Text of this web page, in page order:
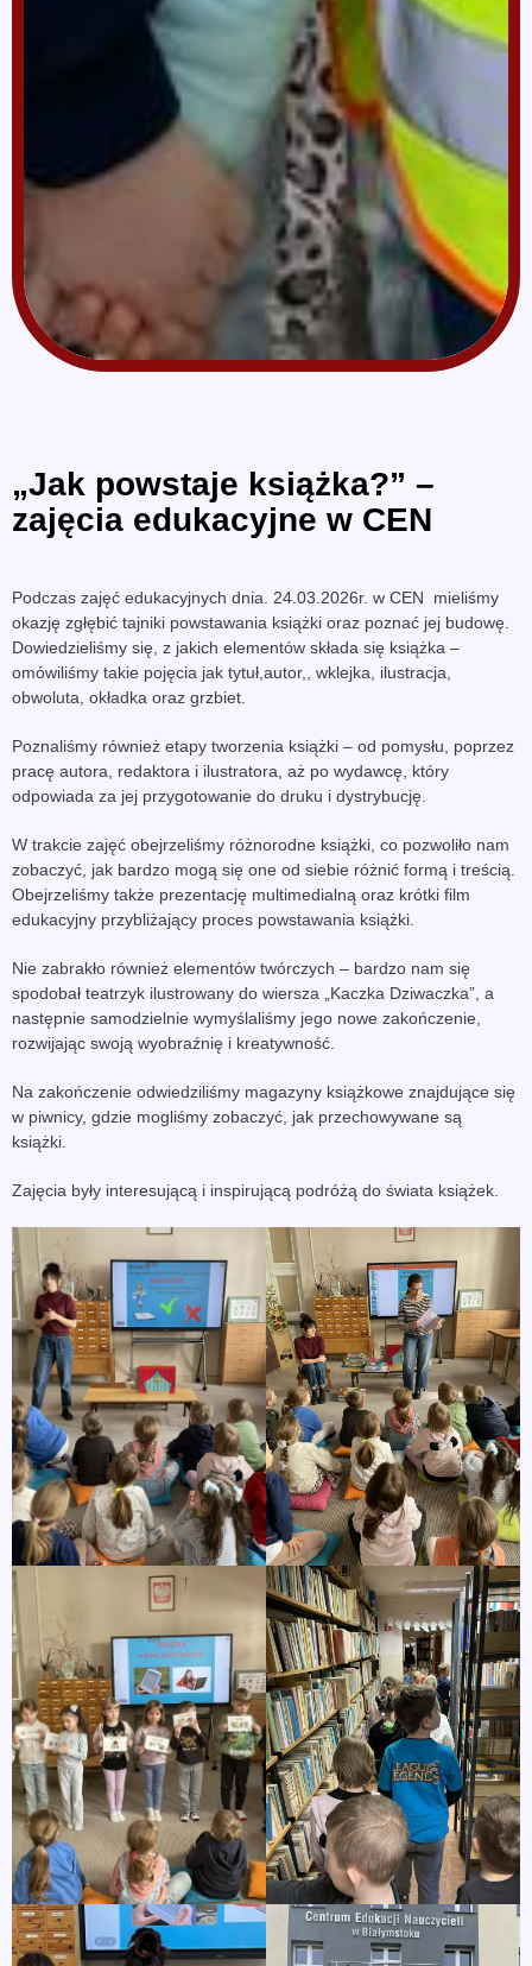
„Jak powstaje książka?” –
zajęcia edukacyjne w CEN
Podczas zajęć edukacyjnych dnia. 24.03.2026r. w CEN mieliśmy
okazję zgłębić tajniki powstawania książki oraz poznać jej budowę.
Dowiedzieliśmy się, z jakich elementów składa się książka –
omówiliśmy takie pojęcia jak tytuł,autor,, wklejka, ilustracja,
obwoluta, okładka oraz grzbiet.
Poznaliśmy również etapy tworzenia książki – od pomysłu, poprzez
pracę autora, redaktora i ilustratora, aż po wydawcę, który
odpowiada za jej przygotowanie do druku i dystrybucję.
W trakcie zajęć obejrzeliśmy różnorodne książki, co pozwoliło nam
zobaczyć, jak bardzo mogą się one od siebie różnić formą i treścią.
Obejrzeliśmy także prezentację multimedialną oraz krótki film
edukacyjny przybliżający proces powstawania książki.
Nie zabrakło również elementów twórczych – bardzo nam się
spodobał teatrzyk ilustrowany do wiersza „Kaczka Dziwaczka”, a
następnie samodzielnie wymyślaliśmy jego nowe zakończenie,
rozwijając swoją wyobraźnię i kreatywność.
Na zakończenie odwiedziliśmy magazyny książkowe znajdujące się
w piwnicy, gdzie mogliśmy zobaczyć, jak przechowywane są
książki.
Zajęcia były interesującą i inspirującą podróżą do świata książek.